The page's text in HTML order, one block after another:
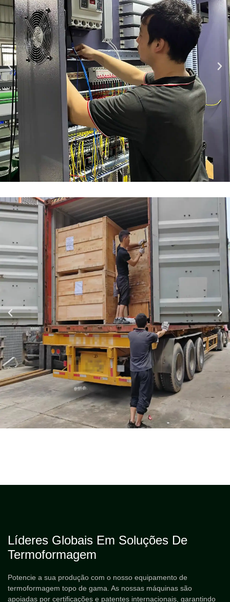
Líderes Globais Em Soluções De
Termoformagem
Potencie a sua produção com o nosso equipamento de
termoformagem topo de gama. As nossas máquinas são
apoiadas por certificações e patentes internacionais, garantindo